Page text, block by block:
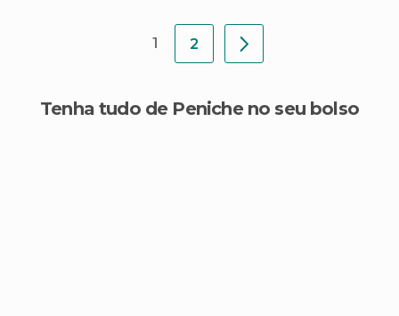
1 2
Tenha tudo de Peniche no seu bolso